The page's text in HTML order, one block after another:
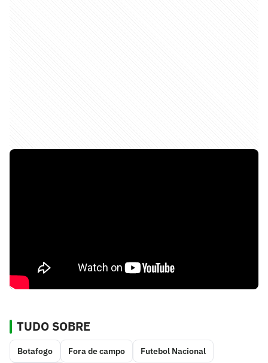
TUDO SOBRE
Botafogo Fora de campo Futebol Nacional